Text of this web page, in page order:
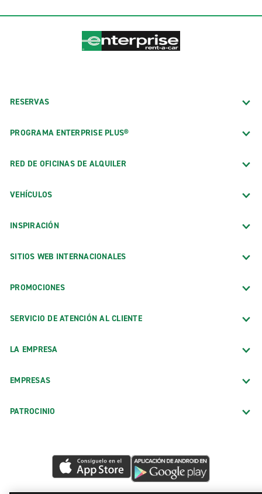
RESERVAS
PROGRAMA ENTERPRISE PLUS®
RED DE OFICINAS DE ALQUILER
VEHÍCULOS
INSPIRACIÓN
SITIOS WEB INTERNACIONALES
PROMOCIONES
SERVICIO DE ATENCIÓN AL CLIENTE
LA EMPRESA
EMPRESAS
PATROCINIO